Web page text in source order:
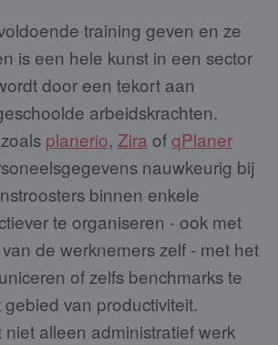
training geven en ze
is een hele kunst in een sector
door een tekort aan
arbeidskrachten.
planerio, Zira ofqPlaner
nauwkeurig bij
binnen enkele
te organiseren - ook met
de werknemers zelf - met het
of zelfs benchmarks te
van productiviteit.
alleen administratief werk